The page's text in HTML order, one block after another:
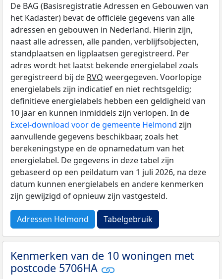
De BAG (Basisregistratie Adressen en Gebouwen van
het Kadaster) bevat de officiële gegevens van alle
adressen en gebouwen in Nederland. Hierin zijn,
naast alle adressen, alle panden, verblijfsobjecten,
standplaatsen en ligplaatsen geregistreerd. Per
adres wordt het laatst bekende energielabel zoals
geregistreerd bij de RVO weergegeven. Voorlopige
energielabels zijn indicatief en niet rechtsgeldig;
definitieve energielabels hebben een geldigheid van
10 jaar en kunnen inmiddels zijn verlopen. In de
Excel-download voor de gemeente Helmond zijn
aanvullende gegevens beschikbaar, zoals het
berekeningstype en de opnamedatum van het
energielabel. De gegevens in deze tabel zijn
gebaseerd op een peildatum van 1 juli 2026, na deze
datum kunnen energielabels en andere kenmerken
zijn gewijzigd of opnieuw zijn vastgesteld.
Adressen Helmond Tabelgebruik
Kenmerken van de 10 woningen met
postcode 5706HA